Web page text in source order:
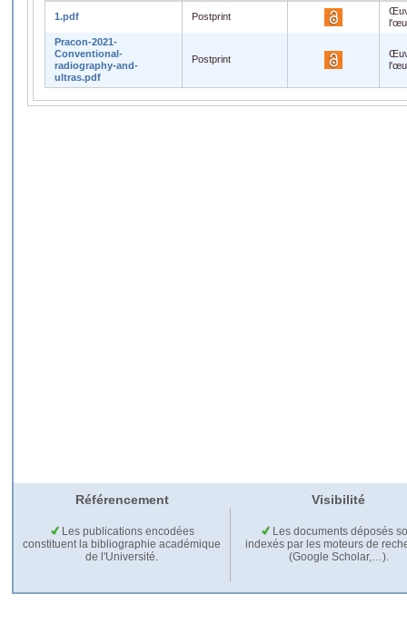
1.pdf Postprint
Pracon-2021-
Conventional-
radiography-and-
ultras.pdf
Postprint
Référencement Visibilité
Les publications encodées
constituent la bibliographie académique
de l'Université.
Les documents déposés
indexés par les moteurs de
(Google Scholar,…).